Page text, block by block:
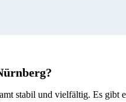
stabil und vielfältig. Es gibt